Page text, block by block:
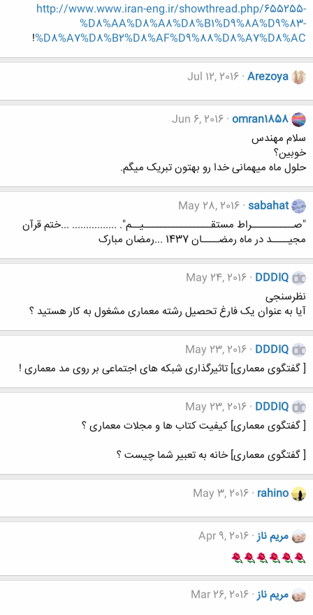
http://www.www.iran-eng.ir/showthread.php/655255-
%D8%AA%D8%A8%D8%B1%D9%8A%D9%83-
%D8%A7%D8%B2%D8%AF%D9%88%D8%A7%D8%AC
!
Arezoya
Jul 12, 2016
omran1858
Jun 6, 2016
سلام مهندس
خوبین؟
حلول ماه میهمانی خدا رو بهتون تبریک میگم.
sabahat
May 28, 2016
"صــــــــــراط مستقــــــــــــــــیــم". ................ ...ختم قرآن
مجیــــد در ماه رمضــــان 1437 ...رمضان مبارک
DDDIQ
May 24, 2016
نظرسنجی
آیا به عنوان یک فارغ تحصیل رشته معماری مشغول به کار هستید ؟
DDDIQ
May 23, 2016
[ گفتگوی معماری] تاثیرگذاری شبکه های اجتماعی بر روی مد معماری !
DDDIQ
May 23, 2016
[ گفتگوی معماری] کیفیت کتاب ها و مجلات معماری ؟
[ گفتگوی معماری] خانه به تعبیر شما چیست ؟
rahino
May 3, 2016
مریم ناز Apr 9, 2016
مریم ناز Mar 26, 2016